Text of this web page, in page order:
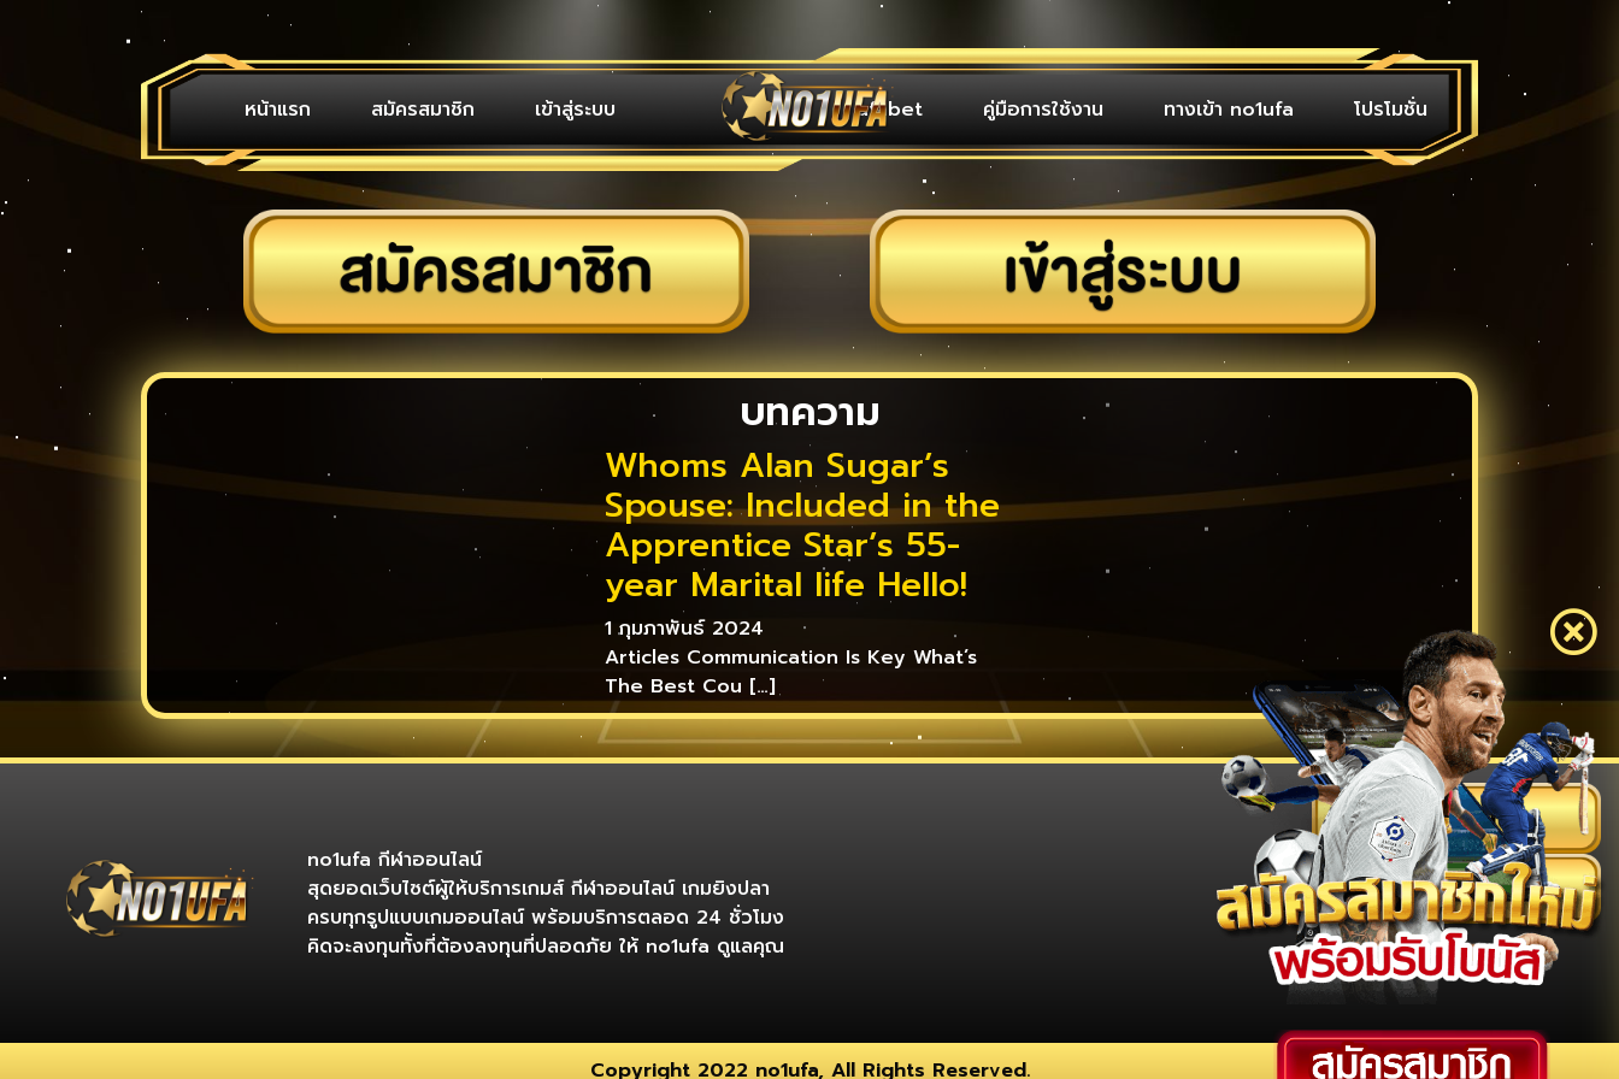
หน้าแรก สมัครสมาชิก เข้าสู่ระบบ ufabet คู่มือการใช้งาน ทางเข้า no1ufa โปรโมชั่น
บทความ
Whoms Alan Sugar’s
Spouse: Included in the
Apprentice Star’s 55-
year Marital life Hello!
1 กุมภาพันธ์ 2024
Articles Communication Is Key What’s
The Best Cou […]
no1ufa กีฬาออนไลน์
สุดยอดเว็บไซต์ผู้ให้บริการเกมส์ กีฬาออนไลน์ เกมยิงปลา
ครบทุกรูปแบบเกมออนไลน์ พร้อมบริการตลอด 24 ชั่วโมง
คิดจะลงทุนทั้งที่ต้องลงทุนที่ปลอดภัย ให้ no1ufa ดูแลคุณ
Copyright 2022 no1ufa, All Rights Reserved.